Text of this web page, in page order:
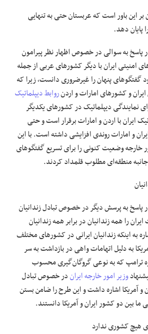
بر این باور است که عربستان حتی به تنهایی
پایان دهد.
پاسخ به سوالی در خصوص اظهار نظر پیرامون
امنیتی ایران با دیگر کشورهای عربی از جمله
گفتگوهای پنهان را غیرضروری دانست، زیرا که
و کشورهای امارات و اردنروابط دیپلماتیک
نمایندگی دیپلماتیک در کشورهای یکدیگر
ایران با اردن و امارات برقرار است و حتی
و امارات روندی افزایشی داشته است. با این
خارجه وضعیت کنونی را برای تسریع گفتگوهای
منطقه‌ای مطلوب قلمداد کردند.
پاسخ به پرسش دیگر در خصوص تبادل زندانیان
را همه زندانیان در برابر همه زندانیان
به اینکه زندانیان ایرانی در کشورهای مختلف
به دلیل اتهامات واهی در بازداشت به سر
ترامپ که به نوعی گروگان‌گیری محسوب
وزیر امور خارجه ایراندر خصوص تبادل
و آمریکا اشاره داشت و این طرح را ضامن بستن
بین دو کشور ایران و آمریکا دانستند.
هیچ کشوری ندارد